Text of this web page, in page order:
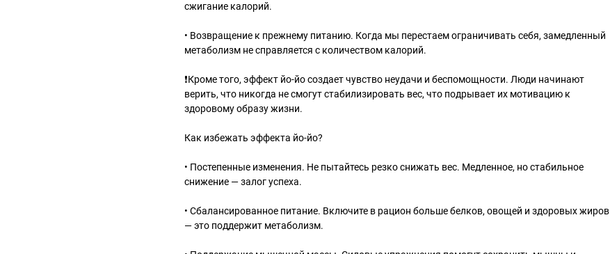
сжигание калорий.
• Возвращение к прежнему питанию. Когда мы перестаем ограничивать себя, замедленный
метаболизм не справляется с количеством калорий.
❗️Кроме того, эффект йо-йо создает чувство неудачи и беспомощности. Люди начинают
верить, что никогда не смогут стабилизировать вес, что подрывает их мотивацию к
здоровому образу жизни.
Как избежать эффекта йо-йо?
• Постепенные изменения. Не пытайтесь резко снижать вес. Медленное, но стабильное
снижение — залог успеха.
• Сбалансированное питание. Включите в рацион больше белков, овощей и здоровых жиров
— это поддержит метаболизм.